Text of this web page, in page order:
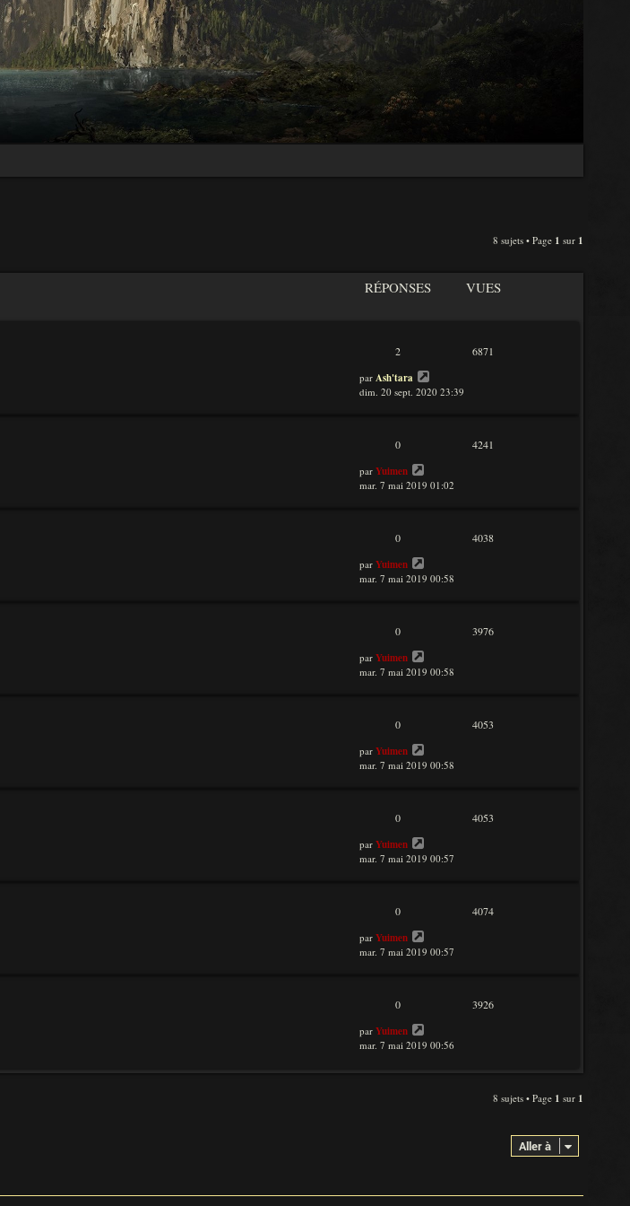
8 sujets • Page 1 sur 1
RÉPONSES
VUES
2 6871
par Ash'tara
dim. 20 sept. 2020 23:39
0 4241
par Yuimen
mar. 7 mai 2019 01:02
0 4038
par Yuimen
mar. 7 mai 2019 00:58
0 3976
par Yuimen
mar. 7 mai 2019 00:58
0 4053
par Yuimen
mar. 7 mai 2019 00:58
0 4053
par Yuimen
mar. 7 mai 2019 00:57
0 4074
par Yuimen
mar. 7 mai 2019 00:57
0 3926
par Yuimen
mar. 7 mai 2019 00:56
8 sujets • Page 1 sur 1
Aller à